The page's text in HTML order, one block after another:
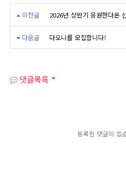
이전글 2026년 상반기 응원한다온
다음글 다오니를 모집합니다!
댓글목록
등록된 댓글이 없